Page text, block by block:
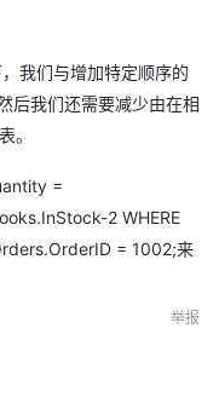
我们与增加特定顺序的
后我们还需要减少由在相
。
=
2 WHERE
= 1002;来
举报